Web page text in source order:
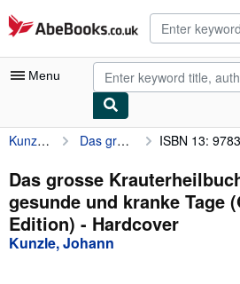
Skip to main content
AbeBooks.co.uk
Menu
My Account
My Purchases
Advanced Search
Browse Collections
Kunzle, Johann Das grosse Krauterheilbuch: Ratgeber fur gesunde und kranke Tage (German Edition) ISBN 13:
Das grosse
gesunde und kranke Tage
Edition) - Hardcover
Kunzle, Johann